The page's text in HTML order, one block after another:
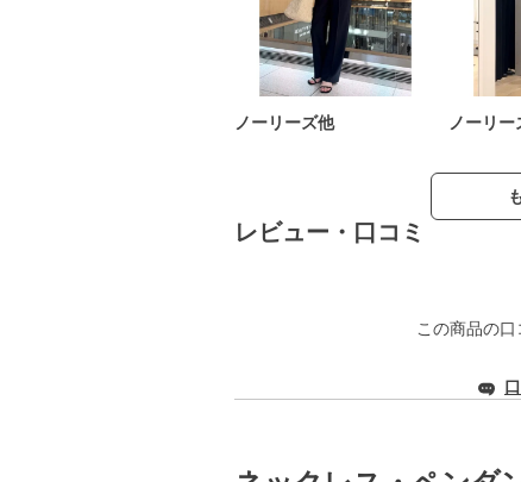
ノーリーズ他 ノーリ
レビュー・口コミ
この商品の